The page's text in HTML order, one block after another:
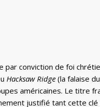
conviction de foi
Hacksaw Ridge (la falaise
américaines. Le titre
justifié tant cette clé